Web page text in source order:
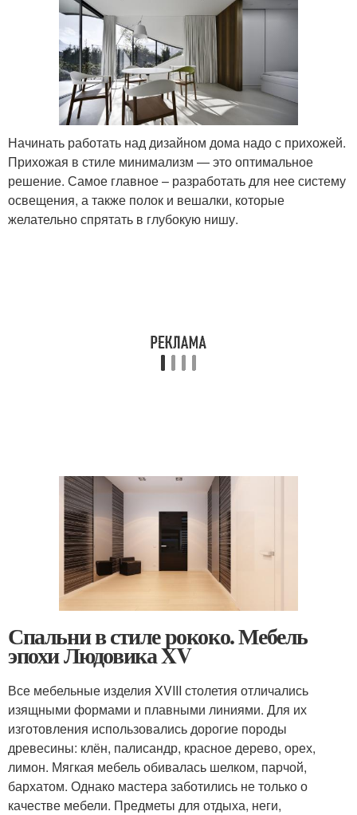
Начинать работать над дизайном дома надо с прихожей.
Прихожая в стиле минимализм — это оптимальное
решение. Самое главное – разработать для нее систему
освещения, а также полок и вешалки, которые
желательно спрятать в глубокую нишу.
Спальни в стиле рококо. Мебель
эпохи Людовика XV
Все мебельные изделия XVIII столетия отличались
изящными формами и плавными линиями. Для их
изготовления использовались дорогие породы
древесины: клён, палисандр, красное дерево, орех,
лимон. Мягкая мебель обивалась шелком, парчой,
бархатом. Однако мастера заботились не только о
качестве мебели. Предметы для отдыха, неги,